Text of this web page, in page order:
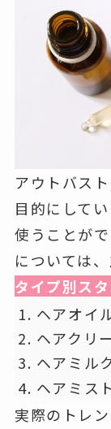
アウトバス
目的にして
使うことが
については
タイプ別ス
ヘアオイ
ヘアクリ
ヘアミル
ヘアミス
実際のトレ